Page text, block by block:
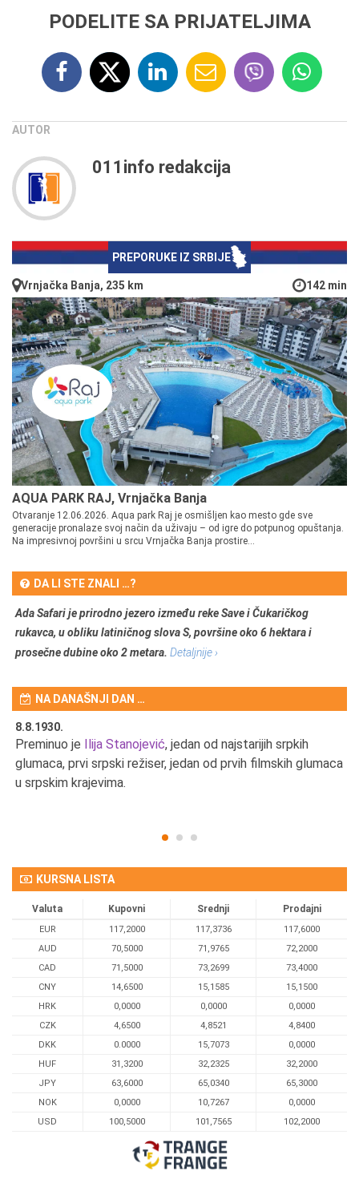
PODELITE SA PRIJATELJIMA
AUTOR
011info redakcija
PREPORUKE IZ SRBIJE
Vrnjačka Banja, 235 km 142 min
AQUA PARK RAJ, Vrnjačka Banja
Otvaranje 12.06.2026. Aqua park Raj je osmišljen kao mesto gde sve
generacije pronalaze svoj način da uživaju – od igre do potpunog opuštanja.
Na impresivnoj površini u srcu Vrnjačka Banja prostire...
DA LI STE ZNALI …?
Ada Safari je prirodno jezero između reke Save i Čukaričkog
rukavca, u obliku latiničnog slova S, površine oko 6 hektara i
prosečne dubine oko 2 metara. Detaljnije ›
NA DANAŠNJI DAN …
8.8.1930.
Preminuo je Ilija Stanojević, jedan od najstarijih srpkih
glumaca, prvi srpski režiser, jedan od prvih filmskih glumaca
u srpskim krajevima.
KURSNA LISTA
Valuta Kupovni Srednji Prodajni
EUR 117,2000 117,3736
117,6000
AUD
70,5000 71,9765
72,2000
CAD
71,5000 73,2699
73,4000
CNY
14,6500 15,1585
15,1500
HRK
0,0000 0,0000
0,0000
CZK
4,6500 4,8521
4,8400
DKK
0.0000 15,7073
0,0000
HUF
31,3200 32,2325
32,2000
JPY
63,6000 65,0340
65,3000
NOK
0,0000 10,7267
0,0000
USD
100,5000 101,7565 102,2000